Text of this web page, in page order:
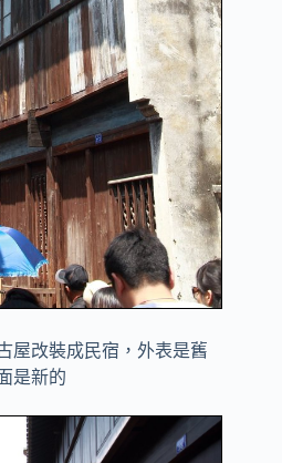
屋改裝成民宿，外表是舊
是新的